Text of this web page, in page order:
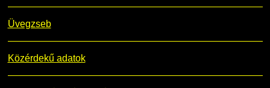
Üvegzseb
Közérdekű adatok